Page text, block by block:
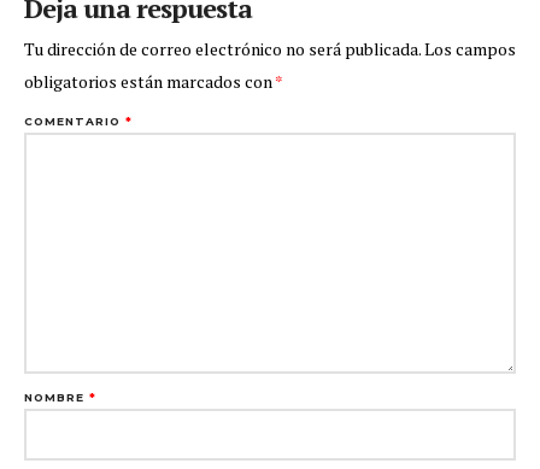
Deja una respuesta
Tu dirección de correo electrónico no será publicada.Los campos
obligatorios están marcados con*
COMENTARIO *
NOMBRE *